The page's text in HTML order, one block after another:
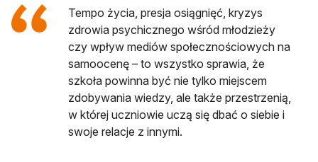
Tempo życia, presja osiągnięć, kryzys
zdrowia psychicznego wśród młodzieży
czy wpływ mediów społecznościowych na
samoocenę – to wszystko sprawia, że
szkoła powinna być nie tylko miejscem
zdobywania wiedzy, ale także przestrzenią,
w której uczniowie uczą się dbać o siebie i
swoje relacje z innymi.